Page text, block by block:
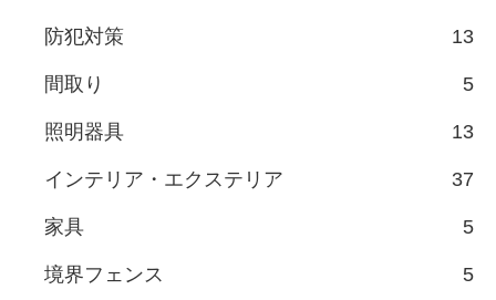
防犯対策 13
間取り 5
照明器具 13
インテリア・エクステリア 37
家具 5
境界フェンス 5